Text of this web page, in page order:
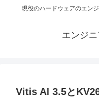
現役のハードウェアのエン
エンジ
Vitis AI 3.5と